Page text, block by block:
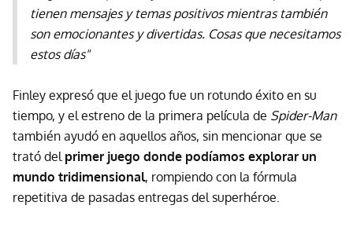
tienen mensajes y temas positivos mientras también
son emocionantes y divertidas. Cosas que necesitamos
estos días"
Finley expresó que el juego fue un rotundo éxito en su
tiempo, y el estreno de la primera película de Spider-Man
también ayudó en aquellos años, sin mencionar que se
trató del primer juego donde podíamos explorar un
mundo tridimensional, rompiendo con la fórmula
repetitiva de pasadas entregas del superhéroe.